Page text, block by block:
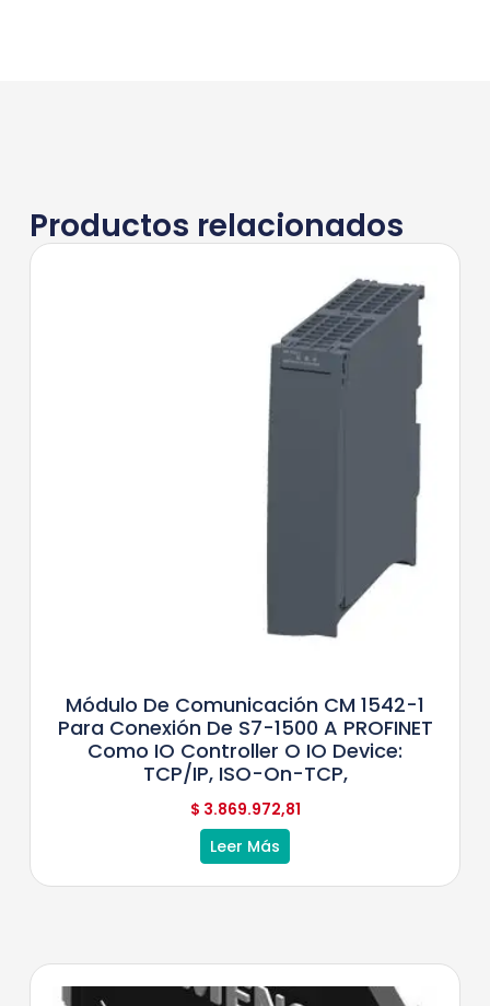
Productos relacionados
Módulo De Comunicación CM 1542-1
Para Conexión De S7-1500 A PROFINET
Como IO Controller O IO Device:
TCP/IP, ISO-On-TCP,
$ 3.869.972,81
Leer Más